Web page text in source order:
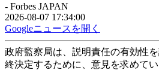
- Forbes JAPAN
2026-08-07 17:34:00
Googleニュースを開く
政府監察局は、説明責任の有効性
終決定するために、意見を求めてい